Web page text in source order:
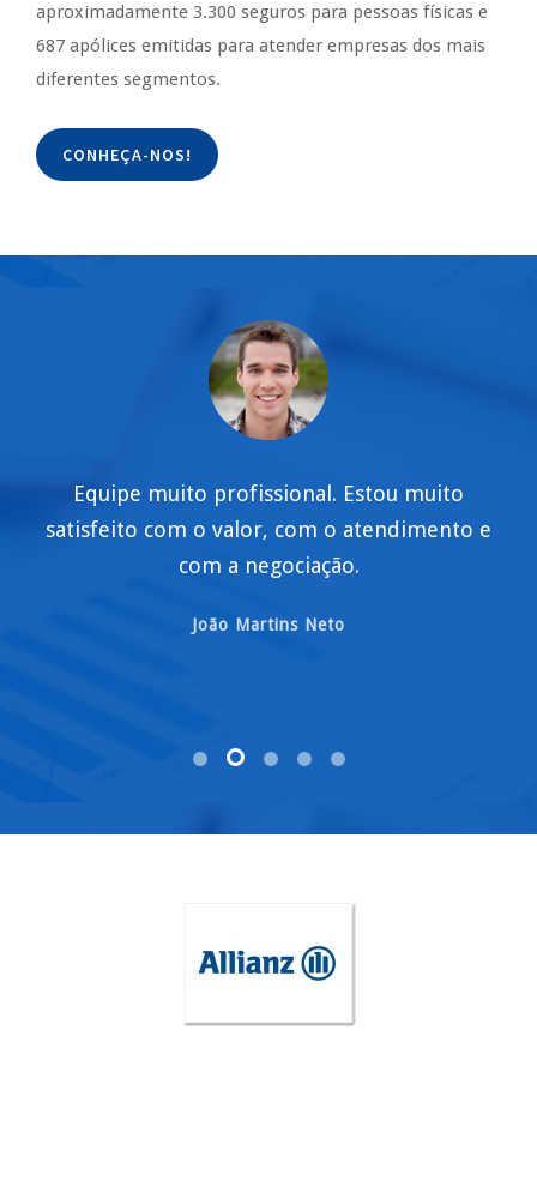
aproximadamente 3.300 seguros para pessoas físicas e
687 apólices emitidas para atender empresas dos mais
diferentes segmentos.
CONHEÇA-NOS!
Equipe muito profissional. Estou muito
satisfeito com o valor, com o atendimento e
com a negociação.
João Martins Neto